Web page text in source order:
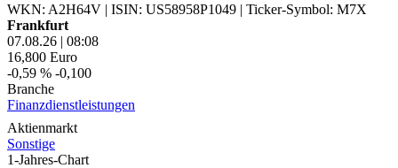
WKN: A2H64V | ISIN: US58958P1049 | Ticker-Symbol: M7X
Frankfurt
07.08.26 | 08:08
16,800 Euro
-0,59 % -0,100
Branche
Finanzdienstleistungen
Aktienmarkt
Sonstige
1-Jahres-Chart